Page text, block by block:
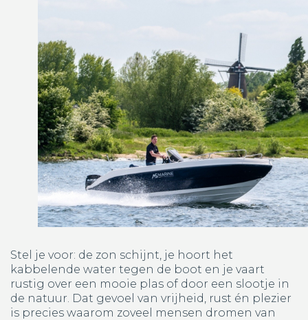
Stel je voor: de zon schijnt, je hoort het
kabbelende water tegen de boot en je vaart
rustig over een mooie plas of door een slootje in
de natuur. Dat gevoel van vrijheid, rust én plezier
is precies waarom zoveel mensen dromen van